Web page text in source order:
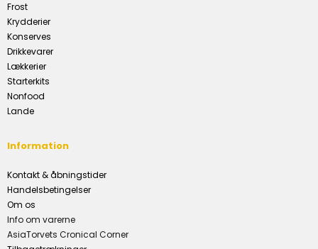
Frost
Krydderier
Konserves
Drikkevarer
Lækkerier
Starterkits
Nonfood
Lande
Information
Kontakt & åbningstider
Handelsbetingelser
Om os
Info om varerne
AsiaTorvets Cronical Corner